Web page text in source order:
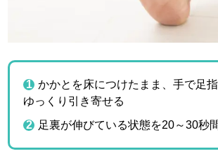
かかとを床につけたまま、手で足
ゆっくり引き寄せる
足裏が伸びている状態を20～30秒